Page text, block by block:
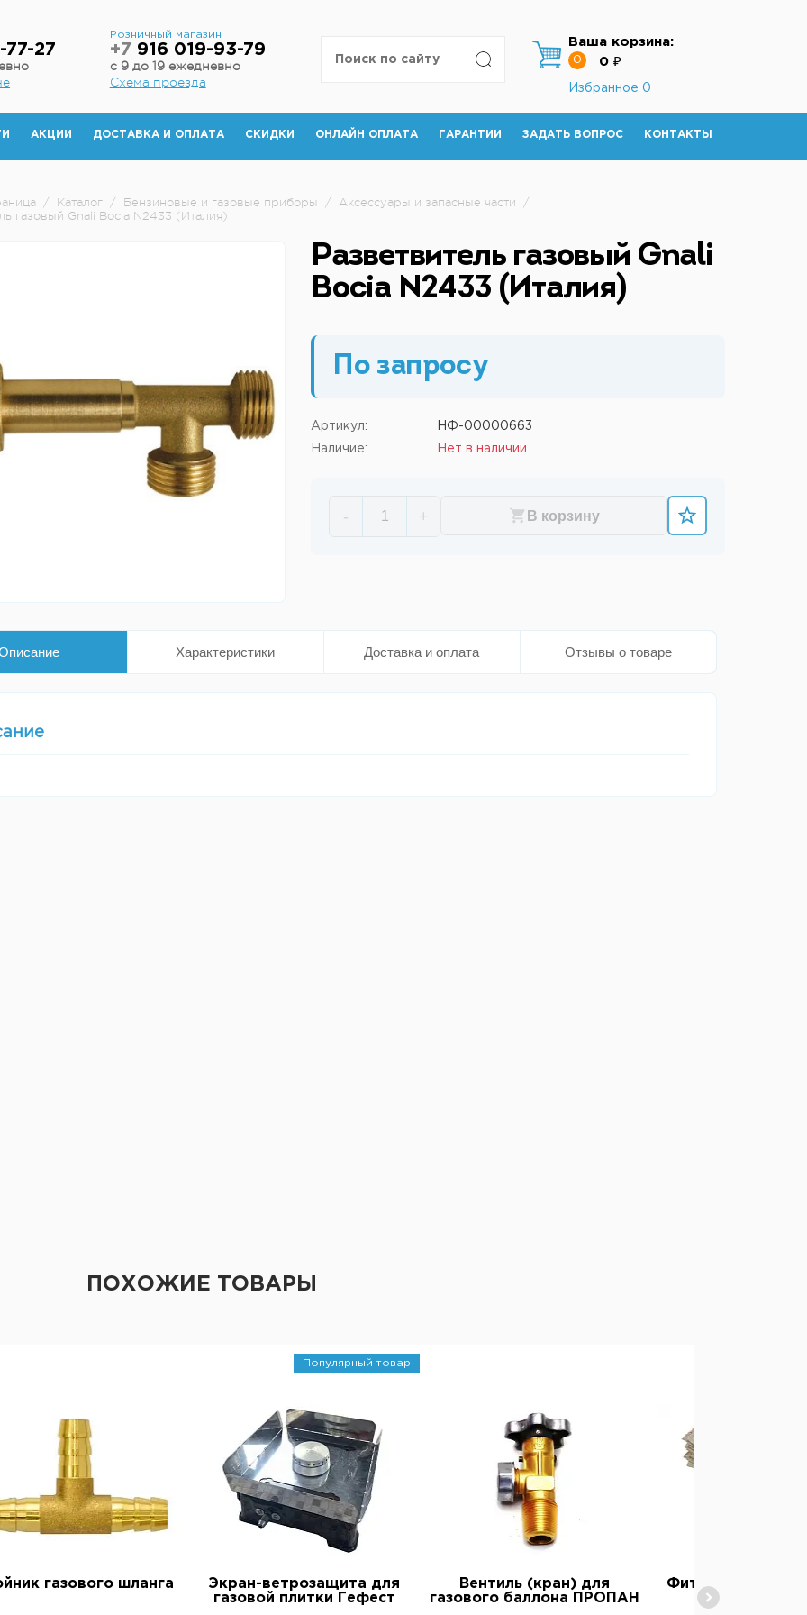
77-27
Розничный магазин
+7 916 019-93-79
с 9 до 19 ежедневно
Схема проезда
Ваша корзина:
0 0 ₽
Избранное 0
АКЦИИ ДОСТАВКА И ОПЛАТА СКИДКИ ОНЛАЙН ОПЛАТА ГАРАНТИИ ЗАДАТЬ ВОПРОС КОНТАКТЫ
/ Каталог / Бензиновые и газовые приборы / Аксессуары и запасные части
/
газовый Gnali Bocia N2433 (Италия)
Разветвитель газовый Gnali
Bocia N2433 (Италия)
По запросу
Артикул: НФ-00000663
Наличие: Нет в наличии
- + В корзину
Характеристики Доставка и оплата Отзывы о товаре
ПОХОЖИЕ ТОВАРЫ
газового шланга
Популярный товар
Экран-ветрозащита для
газовой плитки Гефест
Вентиль (кран) для
газового баллона ПРОПАН
Фитиль для